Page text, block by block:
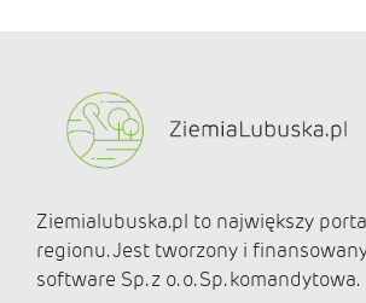
Ziemialubuska.pl to największy
regionu. Jest tworzony i
software Sp. z o. o. Sp. komandytowa.